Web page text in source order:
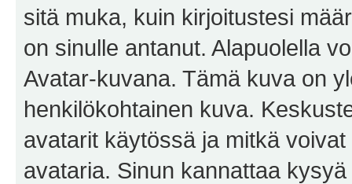
sitä muka, kuin kirjoitustesi
on sinulle antanut. Alapuolella
Avatar-kuvana. Tämä kuva on
henkilökohtainen kuva.
avatarit käytössä ja mitkä
avataria. Sinun kannattaa